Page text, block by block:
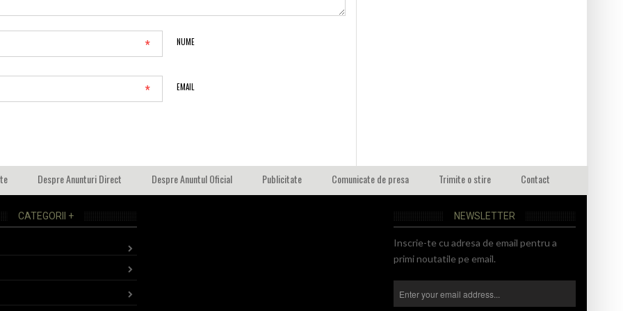
NUME
*
EMAIL
*
Despre Anunturi Direct Despre Anuntul Oficial Publicitate Comunicate de presa Trimite o stire Contact
CATEGORII + NEWSLETTER
Inscrie-te cu adresa de email pentru a
primi noutatile pe email.